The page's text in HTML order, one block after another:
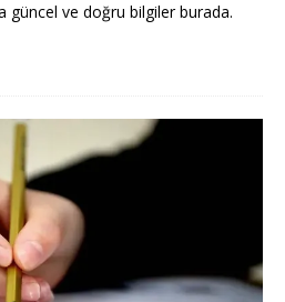
güncel ve doğru bilgiler burada.